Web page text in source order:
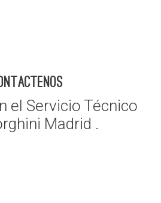
el Servicio Técnico
Madrid .